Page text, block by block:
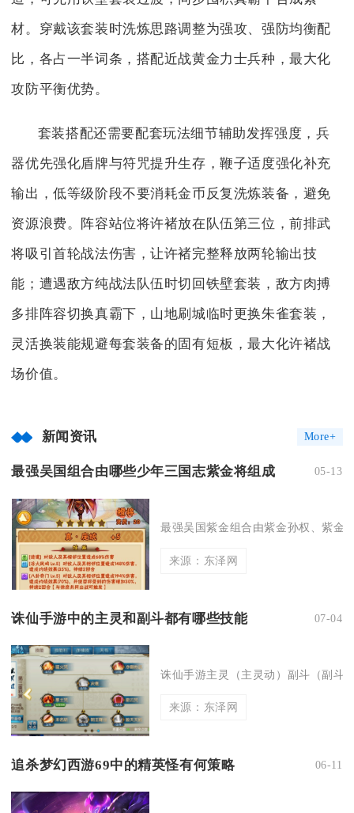
材。穿戴该套装时洗炼思路调整为强攻、强防均衡配
比，各占一半词条，搭配近战黄金力士兵种，最大化
攻防平衡优势。
套装搭配还需要配套玩法细节辅助发挥强度，兵
器优先强化盾牌与符咒提升生存，鞭子适度强化补充
输出，低等级阶段不要消耗金币反复洗炼装备，避免
资源浪费。阵容站位将许褚放在队伍第三位，前排武
将吸引首轮战法伤害，让许褚完整释放两轮输出技
能；遭遇敌方纯战法队伍时切回铁壁套装，敌方肉搏
多排阵容切换真霸下，山地刷城临时更换朱雀套装，
灵活换装能规避每套装备的固有短板，最大化许褚战
场价值。
新闻资讯 More+
最强吴国组合由哪些少年三国志紫金将组成 05-13
最强吴国紫金组合由紫金孙权、紫金
来源：东泽网
诛仙手游中的主灵和副斗都有哪些技能 07-04
诛仙手游主灵（主灵动）副斗（副斗
来源：东泽网
追杀梦幻西游69中的精英怪有何策略 06-11